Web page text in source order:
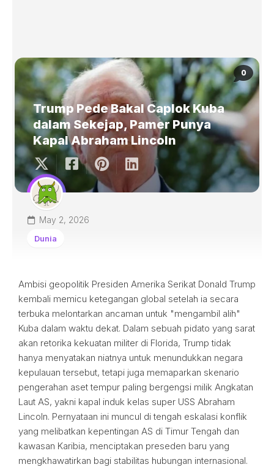
0
Trump Pede Bakal Caplok Kuba
dalam Sekejap, Pamer Punya
Kapal Abraham Lincoln
May 2, 2026
Dunia
Ambisi geopolitik Presiden Amerika Serikat Donald Trump
kembali memicu ketegangan global setelah ia secara
terbuka melontarkan ancaman untuk "mengambil alih"
Kuba dalam waktu dekat. Dalam sebuah pidato yang sarat
akan retorika kekuatan militer di Florida, Trump tidak
hanya menyatakan niatnya untuk menundukkan negara
kepulauan tersebut, tetapi juga memaparkan skenario
pengerahan aset tempur paling bergengsi milik Angkatan
Laut AS, yakni kapal induk kelas super USS Abraham
Lincoln. Pernyataan ini muncul di tengah eskalasi konflik
yang melibatkan kepentingan AS di Timur Tengah dan
kawasan Karibia, menciptakan preseden baru yang
mengkhawatirkan bagi stabilitas hubungan internasional.